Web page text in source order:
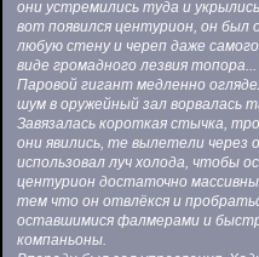
они устремились туда и
вот появился центурион, он был
любую стену и череп даже
виде громадного лезвия
Паровой гигант медленно
шум в оружейный зал ворвалась
Завязалась короткая стычка,
они явились, те вылетели
использовал луч холода, чтобы
центурион достаточно
тем что он отвлёкся и
оставшимися фалмерами и
компаньоны.